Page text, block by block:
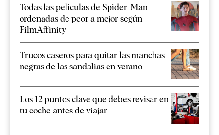
Todas las películas de Spider-Man
ordenadas de peor a mejor según
FilmAffinity
Trucos caseros para quitar las manchas
negras de las sandalias en verano
Los 12 puntos clave que debes revisar en
tu coche antes de viajar